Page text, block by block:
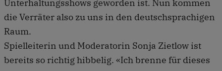
Unterhaltungsshows geworden ist. Nun kommen
die Verräter also zu uns in den deutschsprachigen
Raum.
Spielleiterin und Moderatorin Sonja Zietlow ist
bereits so richtig hibbelig. «Ich brenne für dieses